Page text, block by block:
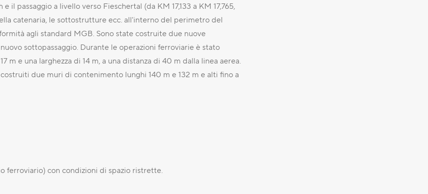
il passaggio a livello verso Fieschertal (da KM 17,133 a KM 17,765,
catenaria, le sottostrutture ecc. all'interno del perimetro del
agli standard MGB. Sono state costruite due nuove
sottopassaggio. Durante le operazioni ferroviarie è stato
m e una larghezza di 14 m, a una distanza di 40 m dalla linea aerea.
due muri di contenimento lunghi 140 m e 132 m e alti fino a
ferroviario) con condizioni di spazio ristrette.